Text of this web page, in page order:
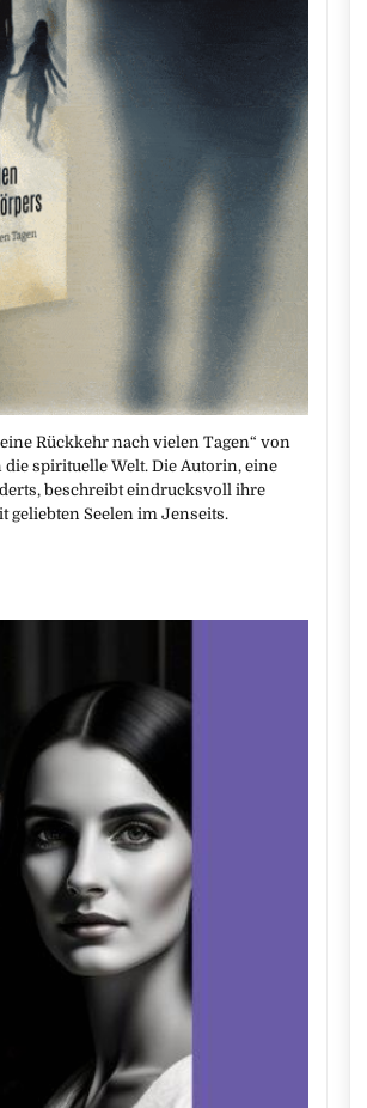
Rückkehr nach vielen Tagen“ von
die spirituelle Welt. Die Autorin, eine
beschreibt eindrucksvoll ihre
Seelen im Jenseits.